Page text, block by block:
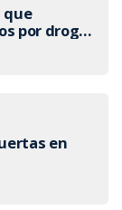
que
por droga
en